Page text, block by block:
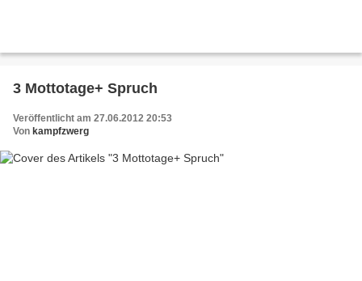
3 Mottotage+ Spruch
Veröffentlicht am 27.06.2012 20:53
Von kampfzwerg